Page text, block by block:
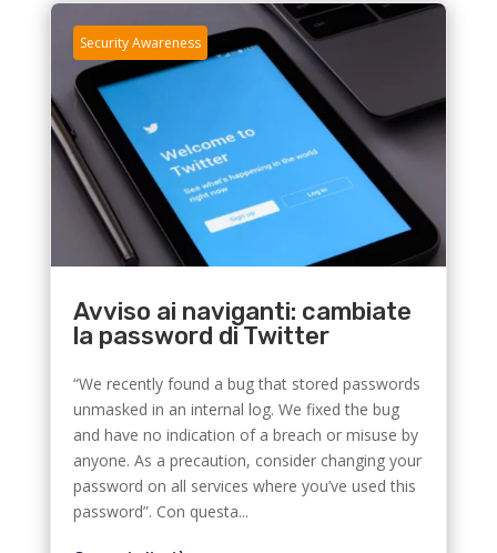
Security Awareness
Avviso ai naviganti: cambiate
la password di Twitter
“We recently found a bug that stored passwords
unmasked in an internal log. We fixed the bug
and have no indication of a breach or misuse by
anyone. As a precaution, consider changing your
password on all services where you’ve used this
password”. Con questa...